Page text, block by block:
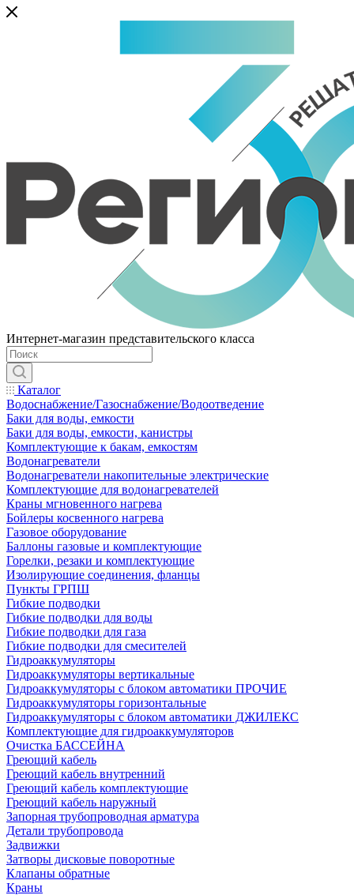
Интернет-магазин представительского класса
Каталог
Водоснабжение/Газоснабжение/Водоотведение
Баки для воды, емкости
Баки для воды, емкости, канистры
Комплектующие к бакам, емкостям
Водонагреватели
Водонагреватели накопительные электрические
Комплектующие для водонагревателей
Краны мгновенного нагрева
Бойлеры косвенного нагрева
Газовое оборудование
Баллоны газовые и комплектующие
Горелки, резаки и комплектующие
Изолирующие соединения, фланцы
Пункты ГРПШ
Гибкие подводки
Гибкие подводки для воды
Гибкие подводки для газа
Гибкие подводки для смесителей
Гидроаккумуляторы
Гидроаккумуляторы вертикальные
Гидроаккумуляторы с блоком автоматики ПРОЧИЕ
Гидроаккумуляторы горизонтальные
Гидроаккумуляторы с блоком автоматики ДЖИЛЕКС
Комплектующие для гидроаккумуляторов
Очистка БАССЕЙНА
Греющий кабель
Греющий кабель внутренний
Греющий кабель комплектующие
Греющий кабель наружный
Запорная трубопроводная арматура
Детали трубопровода
Задвижки
Затворы дисковые поворотные
Клапаны обратные
Краны